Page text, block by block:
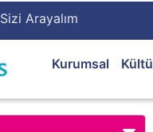
Sizi Arayalım
Kurumsal